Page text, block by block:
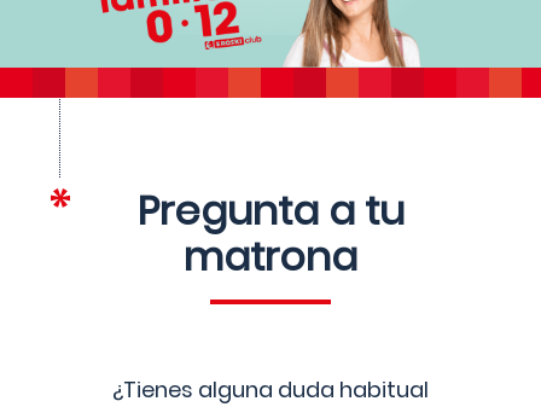
Pregunta a tu
matrona
¿Tienes alguna duda habitual